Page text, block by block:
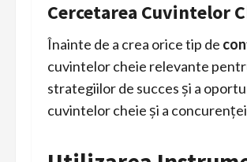
Cercetarea Cuvintelor
Înainte de a crea orice tip de
cuvintelor cheie relevante
strategiilor de succes și a
cuvintelor cheie și a